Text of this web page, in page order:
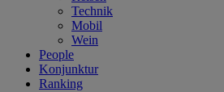
Technik
Mobil
Wein
People
Konjunktur
Ranking